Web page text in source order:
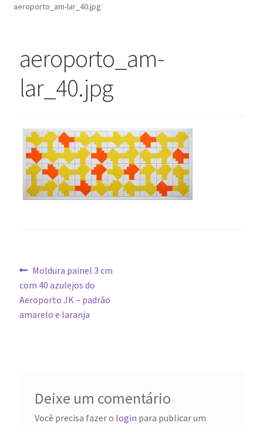
Minha conta
Seleção Especial
Serviço ao Consumidor
aeroporto_am-lar_40.jpg
aeroporto_am-
lar_40.jpg
Navegação
de
Post
Post
anterior:
Moldura painel 3 cm
com 40 azulejos do
Aeroporto JK – padrão
amarelo e laranja
Deixe um comentário
Você precisa fazer o login para publicar um